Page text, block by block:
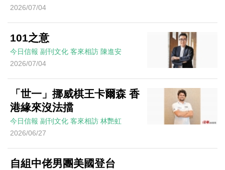
2026/07/04
101之意
今日信報 副刊文化 客來相訪 陳進安
2026/07/04
「世一」挪威棋王卡爾森 香
港緣來沒法擋
今日信報 副刊文化 客來相訪 林艷虹
2026/06/27
自組中佬男團美國登台